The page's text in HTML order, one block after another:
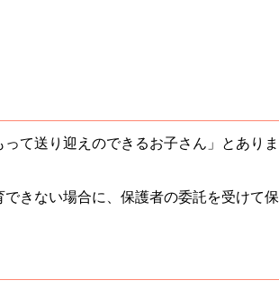
て送り迎えのできるお子さん」とありま
きない場合に、保護者の委託を受けて保